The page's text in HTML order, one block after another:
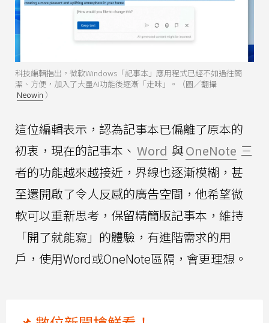
科技編輯指出，微軟Windows「記事本」應用程式已經不如過往簡
潔、方便，加入了大量AI功能後逐漸「走味」。（圖／翻攝
Neowin ）
這位編輯表示，認為記事本已偏離了原本的
初衷，現在的記事本、 Word 與OneNote 三
者的功能越來越接近，界線也逐漸模糊，甚
至還開啟了令人反感的廣告空間，他希望微
軟可以重新思考，保留精簡版記事本，維持
「開了就能寫」的體驗，有進階需求的用
戶，使用Word或OneNote區隔，會更理想。